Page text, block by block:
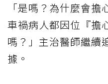
「是嗎？為什麼會
車禍病人都因位『擔
嗎？」主治醫師繼續
據。